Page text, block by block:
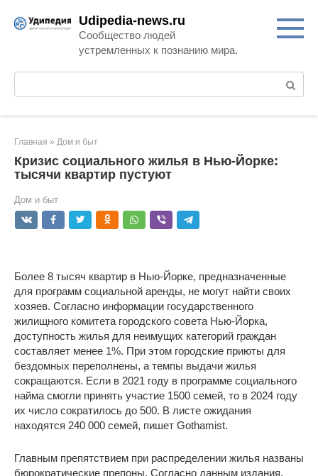
Udipedia-news.ru
Сообщество людей
устремленных к познанию мира.
Главная » Дом и быт
Кризис социального жилья в Нью-Йорке:
тысячи квартир пустуют
Дом и быт
Более 8 тысяч квартир в Нью-Йорке, предназначенные
для программ социальной аренды, не могут найти своих
хозяев. Согласно информации государственного
жилищного комитета городского совета Нью-Йорка,
доступность жилья для неимущих категорий граждан
составляет менее 1%. При этом городские приюты для
бездомных переполнены, а темпы выдачи жилья
сокращаются. Если в 2021 году в программе социального
найма смогли принять участие 1500 семей, то в 2024 году
их число сократилось до 500. В листе ожидания
находятся 240 000 семей, пишет Gothamist.
Главным препятствием при распределении жилья названы
бюрократические препоны. Согласно данным издания,